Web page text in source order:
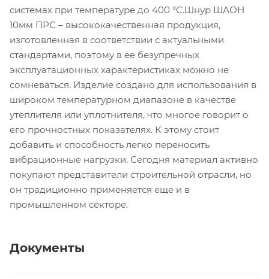
системах при температуре до 400 °С.Шнур ШАОН
10мм ПРС – высококачественная продукция,
изготовленная в соответствии с актуальными
стандартами, поэтому в ее безупречных
эксплуатационных характеристиках можно не
сомневаться. Изделие создано для использования в
широком температурном диапазоне в качестве
утеплителя или уплотнителя, что многое говорит о
его прочностных показателях. К этому стоит
добавить и способность легко переносить
вибрационные нагрузки. Сегодня материал активно
покупают представители строительной отрасли, но
он традиционно применяется еще и в
промышленном секторе.
Документы